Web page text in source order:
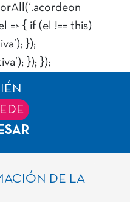
=> { if (el !== this)
});
}); });
DE LA